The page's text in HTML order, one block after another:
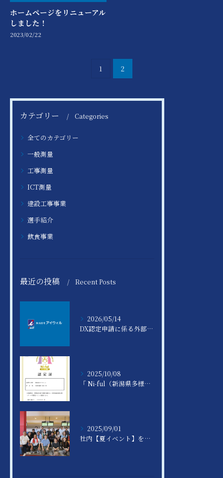
ホームページをリニューアル
しました！
2023/02/22
1 2
カテゴリー Categories
全てのカテゴリー
一般測量
工事測量
ICT測量
建設工事事業
選手紹介
飲食事業
最近の投稿 Recent Posts
2026/05/14
DX認定申請に係る外部公開資料の掲載について
2025/10/08
「 Ni-ful（新潟県多様で柔軟な働き方・女性活躍推進実践企業認定制度） 」ゴールド認定を取得いたしました
2025/09/01
社内【夏イベント】を開催しました♪